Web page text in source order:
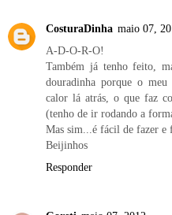
CosturaDinha maio 07,
A-D-O-R-O!
Também já tenho feito,
douradinha porque o
calor lá atrás, o que faz
(tenho de ir rodando a
Mas sim...é fácil de fazer e
Beijinhos
Responder